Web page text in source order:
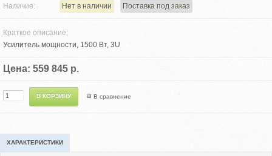
Наличие:
Нет в наличии Поставка под заказ
Краткое описание:
Усилитель мощности, 1500 Вт, 3U
Цена: 559 845 р.
В сравнение
ХАРАКТЕРИСТИКИ